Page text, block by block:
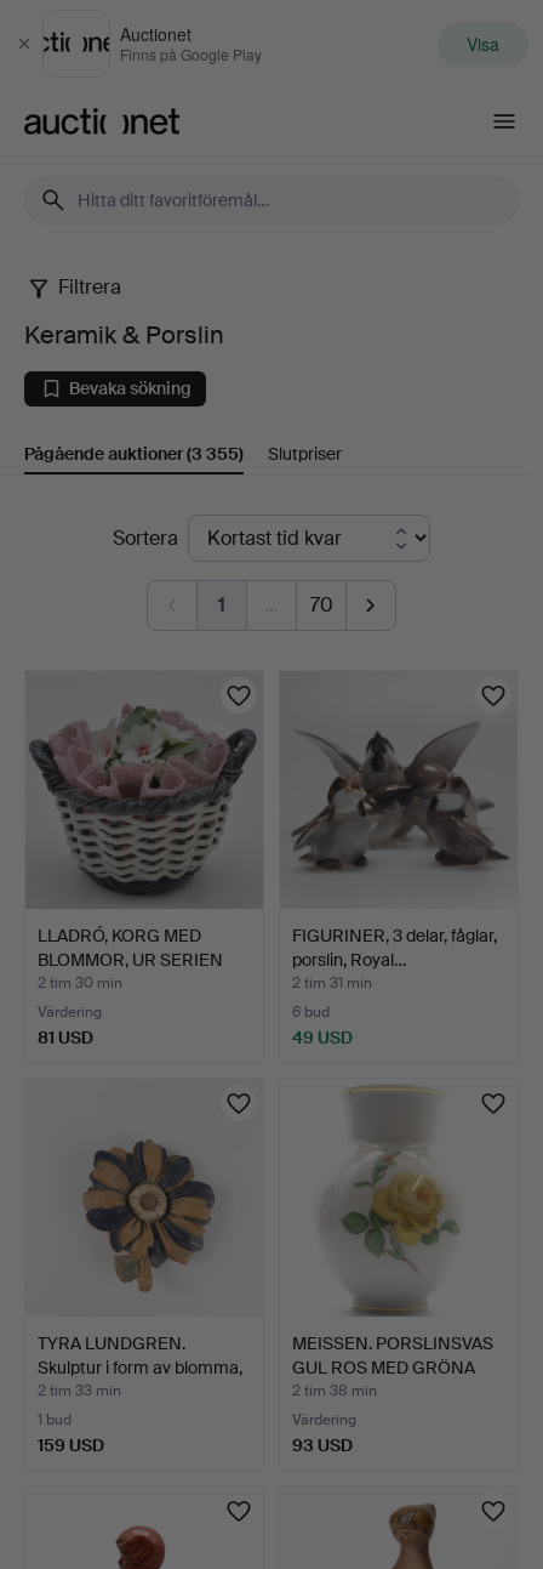
Stäng
Auctionet
Finns på Google Play Visa
Keramik
Porslin
Filtrera
Keramik & Porslin
Bevaka sökning
Pågående auktioner(3 355) Slutpriser
PågåendeSortera
1 … 70
LLADRÓ, KORG MED
BLOMMOR, UR SERIEN
"CAPRI…
2 tim 30 min
Värdering
81 USD
FIGURINER, 3 delar, fåglar,
porslin, Royal…
2 tim 31 min
6 bud
49 USD
TYRA LUNDGREN.
Skulptur i form av blomma,
…
2 tim 33 min
1 bud
159 USD
MEISSEN. PORSLINSVAS
GUL ROS MED GRÖNA
BLA…
2 tim 38 min
Värdering
93 USD